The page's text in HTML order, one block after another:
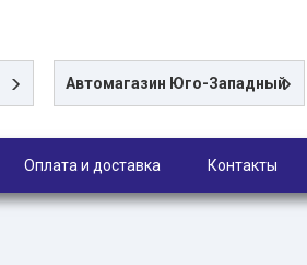
Автомагазин Юго-Западный
Оплата и доставка Контакты